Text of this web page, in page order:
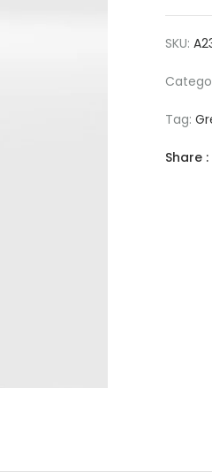
SKU:
Tag:
Share :